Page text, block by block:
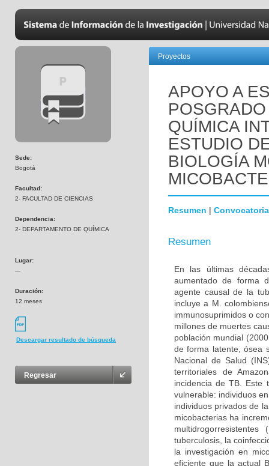
Sede:
Bogotá
Facultad:
2- FACULTAD DE CIENCIAS
Dependencia:
2- DEPARTAMENTO DE QUÍMICA
Lugar:
---
Duración:
12 meses
Descargar resultado de búsqueda
Regresar
Proyectos
APOYO A
QUÍMICA
ESTUDIO
BIOLOGÍA
Resumen | Convocatoria
Resumen
En las últimas
aumentado de forma
agente causal de la
incluye a M.
immunosuprimidos o
millones de muertes
población mundial
de forma latente, ósea
Nacional de Salud
territoriales de
incidencia de TB. Este
vulnerable: individuos
individuos privados de
micobacterias ha
tuberculosis, la
la investigación en
eficiente que la actual